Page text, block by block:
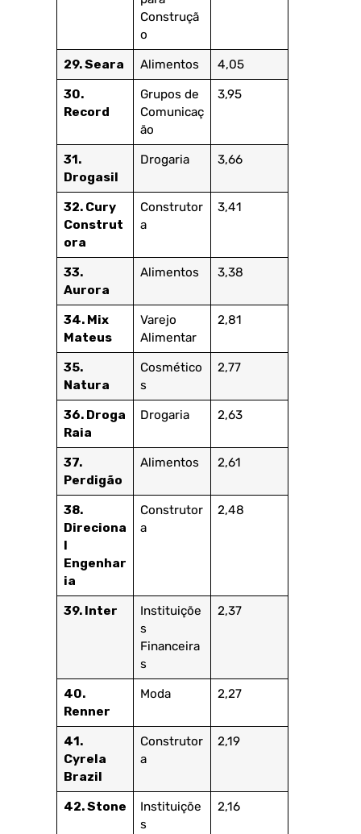
Construçã
o
29. Seara Alimentos 4,05
30.
Record
Grupos de
Comunicaç
ão
3,95
31.
Drogasil
Drogaria 3,66
32. Cury
Construt
ora
Construtor
a
3,41
33.
Aurora
Alimentos 3,38
34. Mix
Mateus
Varejo
Alimentar
2,81
35.
Natura
Cosmético
s
2,77
36. Droga
Raia
Drogaria 2,63
37.
Perdigão
Alimentos 2,61
38.
Direciona
l
Engenhar
ia
Construtor
a
2,48
39. Inter
Instituiçõe
s
Financeira
s
2,37
40.
Renner
Moda 2,27
41.
Cyrela
Brazil
Construtor
a
2,19
42. Stone
Instituiçõe
s
2,16